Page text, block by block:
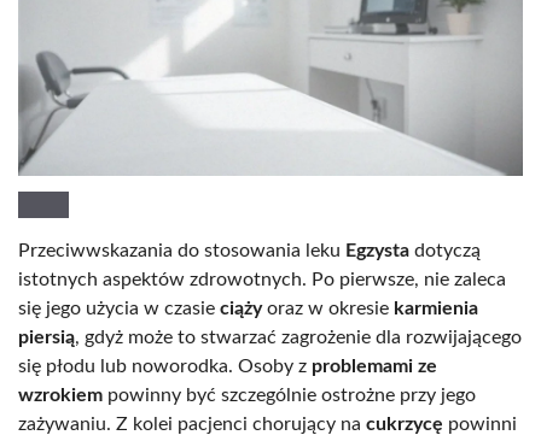
Przeciwwskazania do stosowania leku Egzysta dotyczą
istotnych aspektów zdrowotnych. Po pierwsze, nie zaleca
się jego użycia w czasie ciążyoraz w okresie karmienia
piersią, gdyż może to stwarzać zagrożenie dla rozwijającego
się płodu lub noworodka. Osoby z problemami ze
wzrokiem powinny być szczególnie ostrożne przy jego
zażywaniu. Z kolei pacjenci chorujący na cukrzycę powinni